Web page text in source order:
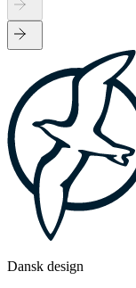
Dansk design